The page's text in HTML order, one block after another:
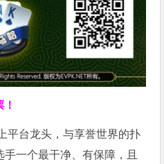
平台龙头，与享誉世界的扑
手一个最干净、有保障，且